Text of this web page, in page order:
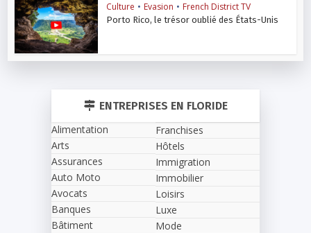
Culture • Evasion • French District TV
Porto Rico, le trésor oublié des États-Unis
ENTREPRISES EN FLORIDE
Alimentation
Arts
Assurances
Auto Moto
Avocats
Banques
Bâtiment
Franchises
Hôtels
Immigration
Immobilier
Loisirs
Luxe
Mode